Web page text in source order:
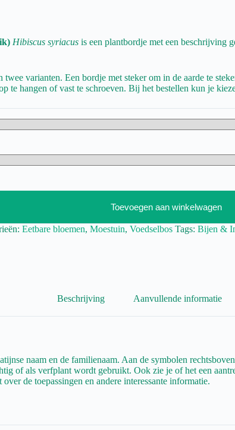
Hibiscus syriacus is een plantbordje met een beschrijving
varianten. Een bordje met steker om in de aarde te
te hangen of vast te schroeven. Bij het bestellen kun je
Toevoegen aan winkelwagen
Eetbare bloemen, Moestuin, Voedselbos Tags: Bijen &
Beschrijving Aanvullende informatie
naam en de familienaam. Aan de symbolen
of als verfplant wordt gebruikt. Ook zie je of het een
de toepassingen en andere interessante informatie.